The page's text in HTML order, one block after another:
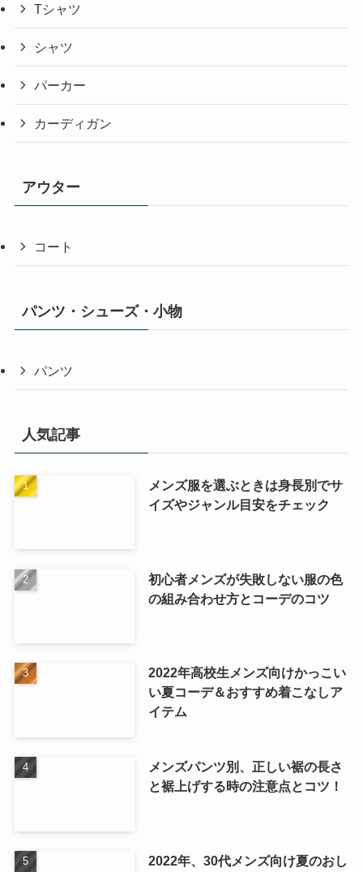
Tシャツ
シャツ
パーカー
カーディガン
アウター
コート
パンツ・シューズ・小物
パンツ
人気記事
メンズ服を選ぶときは身長別でサ
イズやジャンル目安をチェック
初心者メンズが失敗しない服の色
の組み合わせ方とコーデのコツ
2022年高校生メンズ向けかっこい
い夏コーデ＆おすすめ着こなしア
イテム
メンズパンツ別、正しい裾の長さ
と裾上げする時の注意点とコツ！
2022年、30代メンズ向け夏のおし